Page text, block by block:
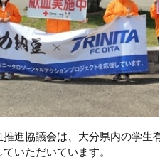
推進協議会は、大分県内の学
いただいています。